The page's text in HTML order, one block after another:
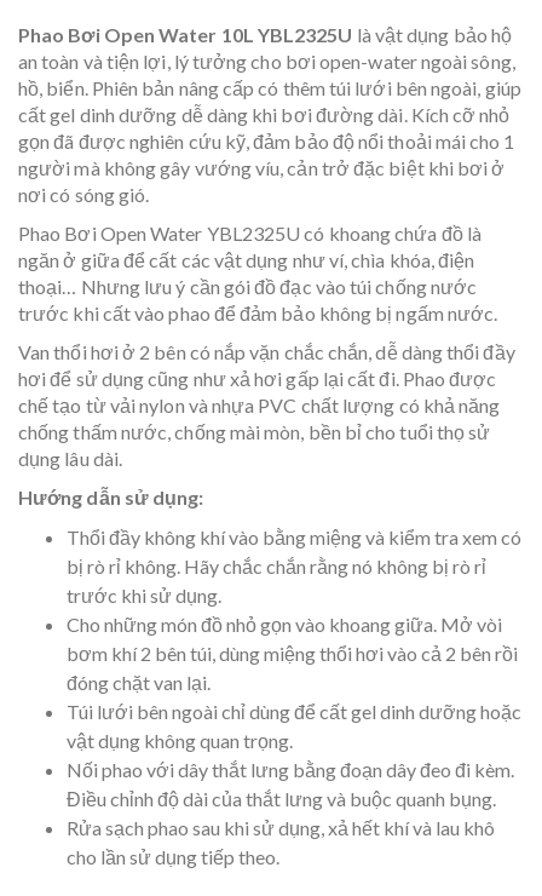
Phao Bơi Open Water 10L YBL2325U là vật dụng bảo hộ
an toàn và tiện lợi, lý tưởng cho bơi open-water ngoài sông,
hồ, biển. Phiên bản nâng cấp có thêm túi lưới bên ngoài, giúp
cất gel dinh dưỡng dễ dàng khi bơi đường dài. Kích cỡ nhỏ
gọn đã được nghiên cứu kỹ, đảm bảo độ nổi thoải mái cho 1
người mà không gây vướng víu, cản trở đặc biệt khi bơi ở
nơi có sóng gió.
Phao Bơi Open Water YBL2325U có khoang chứa đồ là
ngăn ở giữa để cất các vật dụng như ví, chìa khóa, điện
thoại… Nhưng lưu ý cần gói đồ đạc vào túi chống nước
trước khi cất vào phao để đảm bảo không bị ngấm nước.
Van thổi hơi ở 2 bên có nắp vặn chắc chắn, dễ dàng thổi đầy
hơi để sử dụng cũng như xả hơi gấp lại cất đi. Phao được
chế tạo từ vải nylon và nhựa PVC chất lượng có khả năng
chống thấm nước, chống mài mòn, bền bỉ cho tuổi thọ sử
dụng lâu dài.
Hướng dẫn sử dụng:
Thổi đầy không khí vào bằng miệng và kiểm tra xem có
bị rò rỉ không. Hãy chắc chắn rằng nó không bị rò rỉ
trước khi sử dụng.
Cho những món đồ nhỏ gọn vào khoang giữa. Mở vòi
bơm khí 2 bên túi, dùng miệng thổi hơi vào cả 2 bên rồi
đóng chặt van lại.
Túi lưới bên ngoài chỉ dùng để cất gel dinh dưỡng hoặc
vật dụng không quan trọng.
Nối phao với dây thắt lưng bằng đoạn dây đeo đi kèm.
Điều chỉnh độ dài của thắt lưng và buộc quanh bụng.
Rửa sạch phao sau khi sử dụng, xả hết khí và lau khô
cho lần sử dụng tiếp theo.